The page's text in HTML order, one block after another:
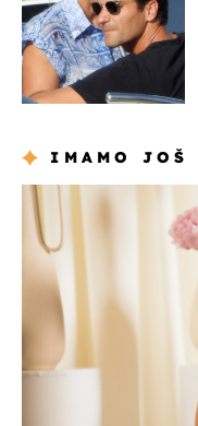
IMAMO JOŠ
moda & ljepota